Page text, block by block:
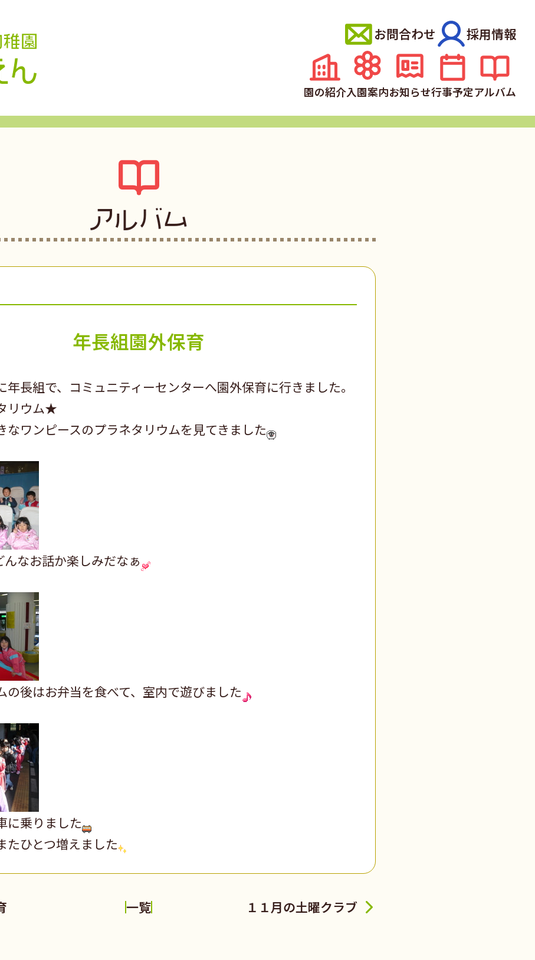
園の紹介入園案内お知らせ行事予定アルバム
お問合わせ 採用情報
アルバム
年長組園外保育
年長組で、コミュニティーセンターへ園外保育に行きました。
リウム★
なワンピースのプラネタリウムを見てきました
んなお話か楽しみだなぁ
の後はお弁当を食べて、室内で遊びました
に乗りました
たひとつ増えました
一覧 １１月の土曜クラブ